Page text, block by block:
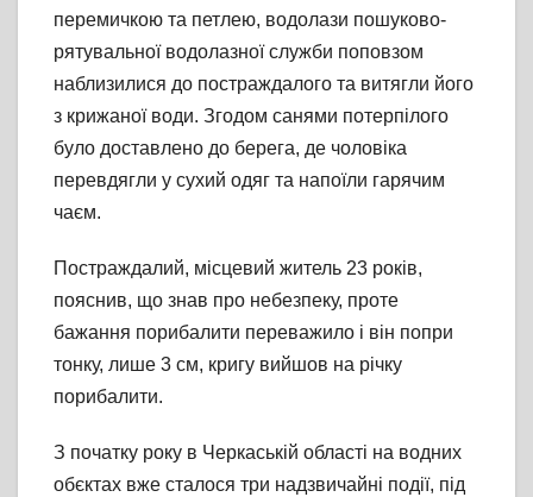
перемичкою та петлею, водолази пошуково-
рятувальної водолазної служби поповзом
наблизилися до постраждалого та витягли його
з крижаної води. Згодом санями потерпілого
було доставлено до берега, де чоловіка
перевдягли у сухий одяг та напоїли гарячим
чаєм.
Постраждалий, місцевий житель 23 років,
пояснив, що знав про небезпеку, проте
бажання порибалити переважило і він попри
тонку, лише 3 см, кригу вийшов на річку
порибалити.
З початку року в Черкаській області на водних
обєктах вже сталося три надзвичайні події, під